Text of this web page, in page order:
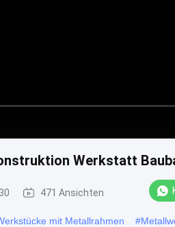
Werkstatt
471 Ansichten
mit Metallrahmen #